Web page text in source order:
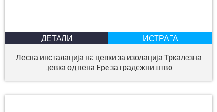
ДЕТАЛИ ИСТРАГА
Лесна инсталација на цевки за изолација Тркалезна
цевка од пена Epe за градежништво